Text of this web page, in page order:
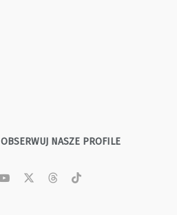
OBSERWUJ NASZE PROFILE